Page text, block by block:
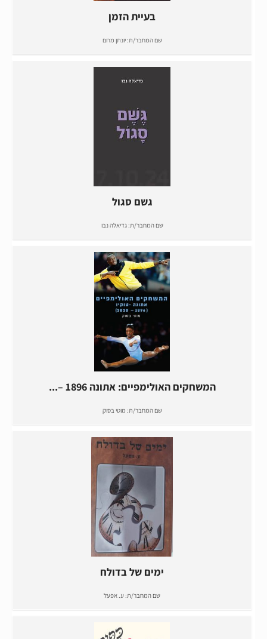
בעיית הזמן
שם המחבר/ת:יונתן מרום
גשם סגול
שם המחבר/ת:גדיאלה נבו
המשחקים האולימפיים: אתונה 1896 –...
שם המחבר/ת: מוטי בסוק
ימים של בדולח
שם המחבר/ת:ע. אפעל